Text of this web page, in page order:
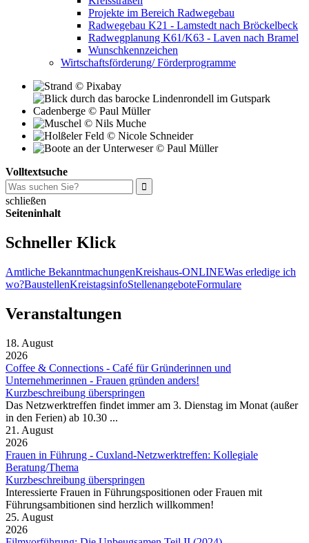
Projekte im Bereich Radwegebau
Radwegebau K21 - Lamstedt nach Bröckelbeck
Radwegplanung K61/K63 - Laven nach Bramel
Wunschkennzeichen
Wirtschaftsförderung/ Förderprogramme
Volltextsuche
schließen
Seiteninhalt
Schneller Klick
Amtliche BekanntmachungenKreishaus-ONLINEWas erledige ich
wo?BaustellenKreistagsinfoStellenangeboteFormulare
Veranstaltungen
18. August
2026
Coffee & Connections - Café für Gründerinnen und
Unternehmerinnen - Frauen gründen anders!
Kurzbeschreibung überspringen
Das Netzwerktreffen findet immer am 3. Dienstag im Monat (außer
in den Ferien) ab 10.30 ...
21. August
2026
Frauen in Führung - Cuxland-Netzwerktreffen: Kollegiale
Beratung/Thema
Kurzbeschreibung überspringen
Interessierte Frauen in Führungspositionen oder Frauen mit
Führungsambitionen sind herzlich willkommen!
25. August
2026